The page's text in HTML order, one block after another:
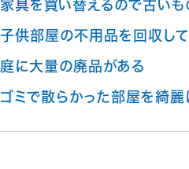
家具を買い替えるので古いも
子供部屋の不用品を回収し
庭に大量の廃品がある
ゴミで散らかった部屋を綺麗